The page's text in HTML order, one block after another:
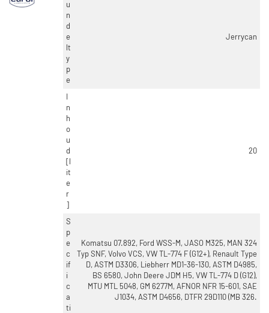
u
n
d
e
lt
y
p
e
Jerrycan
n
h
o
u
d
it
e
r
20
S
p
e
c
if
i
c
a
ti
Komatsu 07.892, Ford WSS-M, JASO M325, MAN 324
Typ SNF, Volvo VCS, VW TL-774 F (G12+), Renault Type
D, ASTM D3306, Liebherr MD1-36-130, ASTM D4985,
BS 6580, John Deere JDM H5, VW TL-774 D (G12),
MTU MTL 5048, GM 6277M, AFNOR NFR 15-601, SAE
J1034, ASTM D4656, DTFR 29D110 (MB 326.